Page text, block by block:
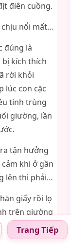
điên cuồng.
chịu nổi mất…
đúng là
kích thích
rời khỏi
lúc con cặc
tinh trùng
giường, lần
tận hưởng
khi ở gần
lên thì phải…
giấy rồi lọ
trên giường
sột soạt
ra gì mà
Trang Tiếp